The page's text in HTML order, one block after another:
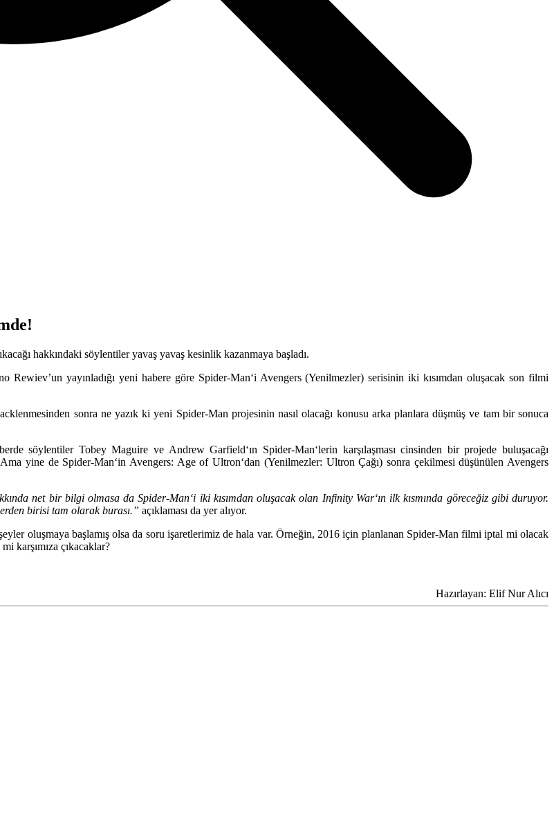
hakkındaki söylentiler yavaş yavaş kesinlik kazanmaya başladı.
Rewiev’un yayınladığı yeni habere göre Spider-Man‘i Avengers (Yenilmezler) serisinin iki kısımdan oluşacak son filmi
sonra ne yazık ki yeni Spider-Man projesinin nasıl olacağı konusu arka planlara düşmüş ve tam bir sonuca
söylentiler Tobey Maguire ve Andrew Garfield‘ın Spider-Man‘lerin karşılaşması cinsinden bir projede buluşacağı
Ama yine de Spider-Man‘in Avengers: Age of Ultron‘dan (Yenilmezler: Ultron Çağı) sonra çekilmesi düşünülen Avengers
net bir bilgi olmasa daSpider-Man‘i iki kısımdan oluşacak olan Infinity War‘ın ilk kısmında göreceğiz gibi duruyor.
birisi tam olarak burası.” açıklaması da yer alıyor.
oluşmaya başlamış olsa da soru işaretlerimiz de hala var. Örneğin, 2016 için planlanan Spider-Man filmi iptal mi olacak
karşımıza çıkacaklar?
Hazırlayan: Elif Nur Alıcı